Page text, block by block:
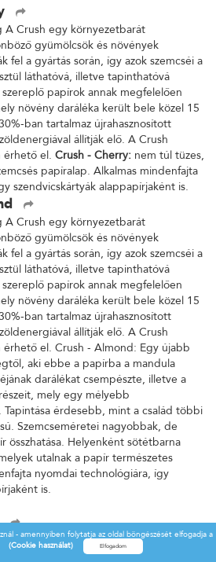
A Crush egy környezetbarát
gyümölcsök és növények
fel a gyártás során, így azok szemcséi a
láthatóvá, illetve tapinthatóvá
papírok annak megfelelően
növény daráléka került bele közel 15
ban tartalmaz újrahasznosított
állítják elő. A Crush
érhető el. Crush - Cherry: nem túl tüzes,
papíralap. Alkalmas mindenfajta
szendvicskártyák alappapírjaként is.
A Crush egy környezetbarát
gyümölcsök és növények
fel a gyártás során, így azok szemcséi a
láthatóvá, illetve tapinthatóvá
papírok annak megfelelően
növény daráléka került bele közel 15
ban tartalmaz újrahasznosított
állítják elő. A Crush
el. Crush - Almond: Egy újabb
aki ebbe a papírba a mandula
darálékat csempészte, illetve a
mely egy mélyebb
Tapintása érdesebb, mint a család többi
Szemcseméretei nagyobbak, de
összhatása. Helyenként sötétbarna
utalnak a papír természetes
nyomdai technológiára, így
is.
A Crush egy környezetbarát
gyümölcsök és növények
- amennyiben folytatja az oldal böngészését elfogadja a
(Cookie használat)